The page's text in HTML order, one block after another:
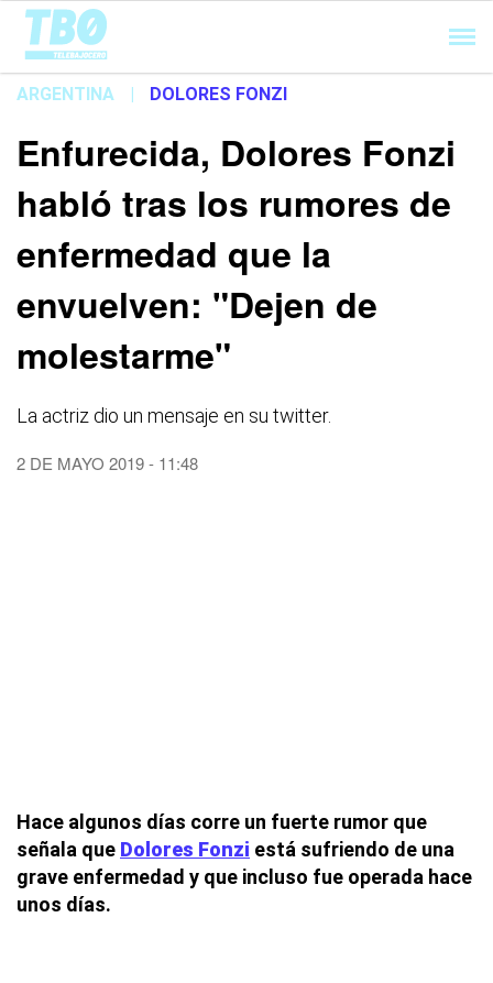
Cargando...
ARGENTINA | DOLORES FONZI
Enfurecida, Dolores Fonzi
habló tras los rumores de
enfermedad que la
envuelven: "Dejen de
molestarme"
La actriz dio un mensaje en su twitter.
2 DE MAYO 2019 - 11:48
Hace algunos días corre un fuerte rumor que
señala que Dolores Fonzi está sufriendo de una
grave enfermedad y que incluso fue operada hace
unos días.